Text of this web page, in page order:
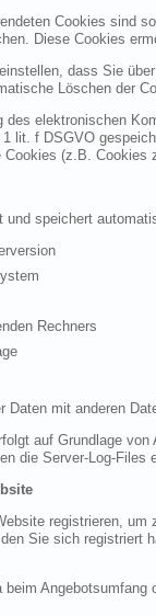
Cookies sind
Diese Cookies
dass Sie
Löschen der
des elektronischen
lit. f DSGVO
(z.B. Cookies
und speichert
Rechners
Daten mit anderen
auf Grundlage
die Server-Log-Files
registrieren,
Sie sich registriert
beim